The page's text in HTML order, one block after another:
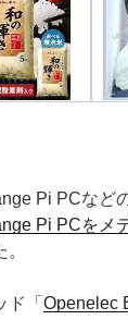
Pi PCなど
Pi PCをメ
ド「 Openelec